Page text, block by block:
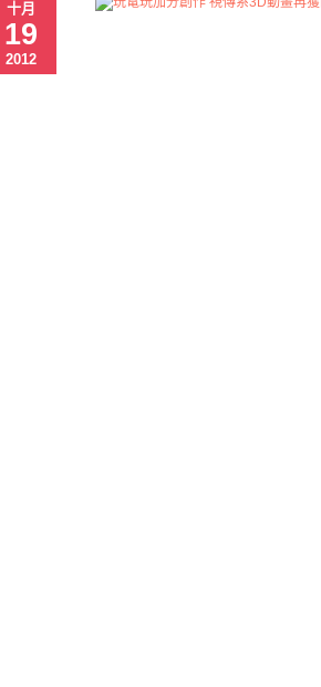
十月
19
2012